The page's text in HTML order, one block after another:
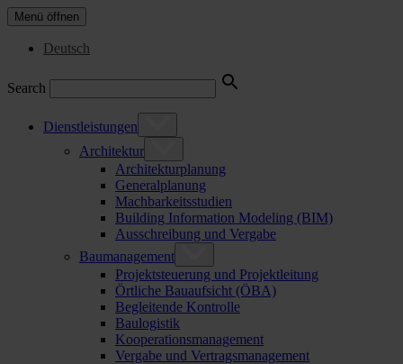
Menü öffnen
Deutsch
Search
Dienstleistungen
Architektur
Architekturplanung
Generalplanung
Machbarkeitsstudien
Building Information Modeling (BIM)
Ausschreibung und Vergabe
Baumanagement
Projektsteuerung und Projektleitung
Örtliche Bauaufsicht (ÖBA)
Begleitende Kontrolle
Baulogistik
Kooperationsmanagement
Vergabe und Vertragsmanagement